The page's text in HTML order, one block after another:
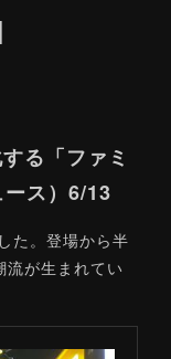
る「ファミ
ス）6/13
た。登場から半
流が生まれてい